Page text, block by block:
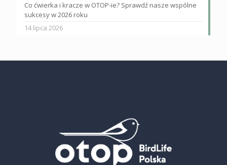
Co ćwierka i kracze w OTOP-ie? Sprawdź nasze wspólne
sukcesy w 2026 roku
14 lipca 2026